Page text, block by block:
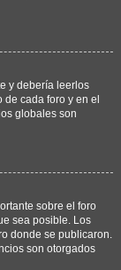
y debería leerlos
de cada foro y en el
globales son
sobre el foro
sea posible. Los
donde se publicaron.
son otorgados